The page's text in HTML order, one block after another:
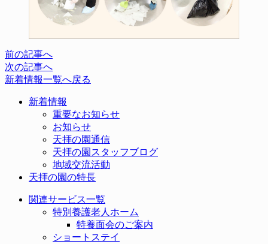
前の記事へ
次の記事へ
新着情報一覧へ戻る
新着情報
重要なお知らせ
お知らせ
天拝の園通信
天拝の園スタッフブログ
地域交流活動
天拝の園の特長
関連サービス一覧
特別養護老人ホーム
特養面会のご案内
ショートステイ